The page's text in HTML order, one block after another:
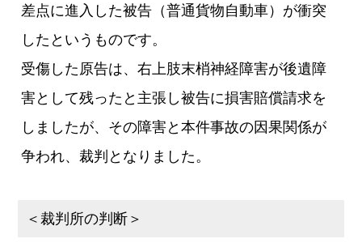
差点に進入した被告（普通貨物自動車）が衝突
したというものです。
受傷した原告は、右上肢末梢神経障害が後遺障
害として残ったと主張し被告に損害賠償請求を
しましたが、その障害と本件事故の因果関係が
争われ、裁判となりました。
＜裁判所の判断＞